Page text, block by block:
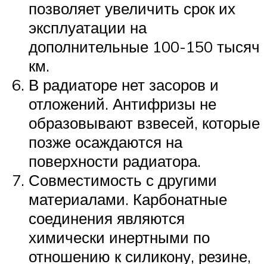
позволяет увеличить срок их
эксплуатации на
дополнительные 100-150 тысяч
км.
В радиаторе нет засоров и
отложений. Антифризы не
образовывают взвесей, которые
позже осаждаются на
поверхности радиатора.
Совместимость с другими
материалами. Карбонатные
соединения являются
химически инертными по
отношению к силикону, резине,